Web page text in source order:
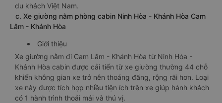
du khách Việt Nam.
c. Xe giường nằm phòng cabin Ninh Hòa - Khánh Hòa Cam
Lâm - Khánh Hòa
Giới thiệu
Xe giường nằm đi Cam Lâm - Khánh Hòa từ Ninh Hòa -
Khánh Hòa cabin được cải tiến từ xe giường thường 44 chỗ
khiến không gian xe trở nên thoáng đãng, rộng rãi hơn. Loại
xe này được tích hợp nhiều tiện ích trên xe giúp hành khách
có 1 hành trình thoải mái và thú vị.